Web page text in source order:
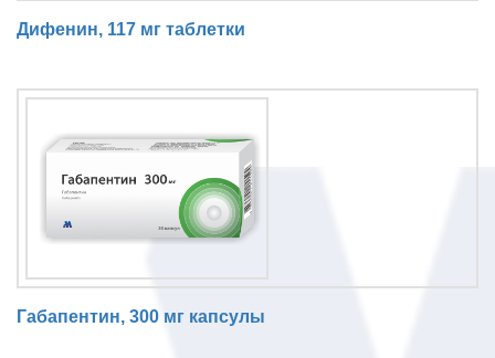
Дифенин, 117 мг таблетки
Габапентин, 300 мг капсулы